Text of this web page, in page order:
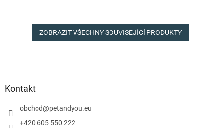
ZOBRAZIT VŠECHNY SOUVISEJÍCÍ PRODUKTY
Kontakt
obchod@petandyou.eu
+420 605 550 222